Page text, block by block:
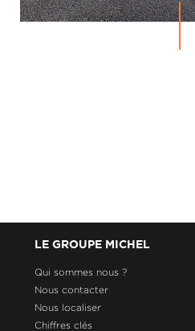
LE GROUPE MICHEL
Qui sommes nous ?
Nous contacter
Nous localiser
Chiffres clés